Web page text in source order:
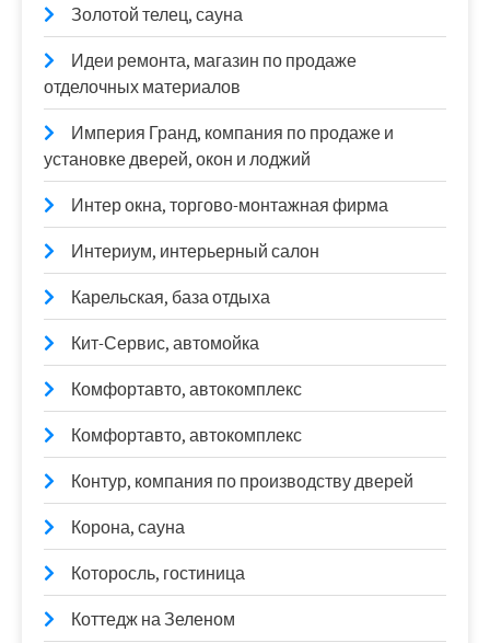
Золотой телец, сауна
Идеи ремонта, магазин по продаже
отделочных материалов
Империя Гранд, компания по продаже и
установке дверей, окон и лоджий
Интер окна, торгово-монтажная фирма
Интериум, интерьерный салон
Карельская, база отдыха
Кит-Сервис, автомойка
Комфортавто, автокомплекс
Комфортавто, автокомплекс
Контур, компания по производству дверей
Корона, сауна
Которосль, гостиница
Коттедж на Зеленом